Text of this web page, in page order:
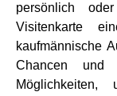
persönlich
Visitenkarte
kaufmännische
Chancen